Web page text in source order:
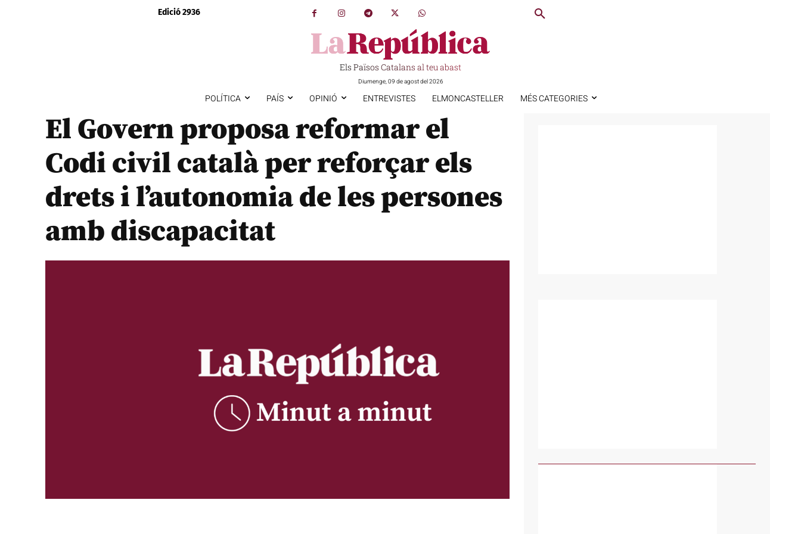
Edició 2936
Els Països Catalans al teu abast
Diumenge, 09 de agost del 2026
POLÍTICA PAÍS OPINIÓ ENTREVISTES ELMONCASTELLER MÉS CATEGORIES
El Govern proposa reformar el
Codi civil català per reforçar els
drets i l’autonomia de les persones
amb discapacitat